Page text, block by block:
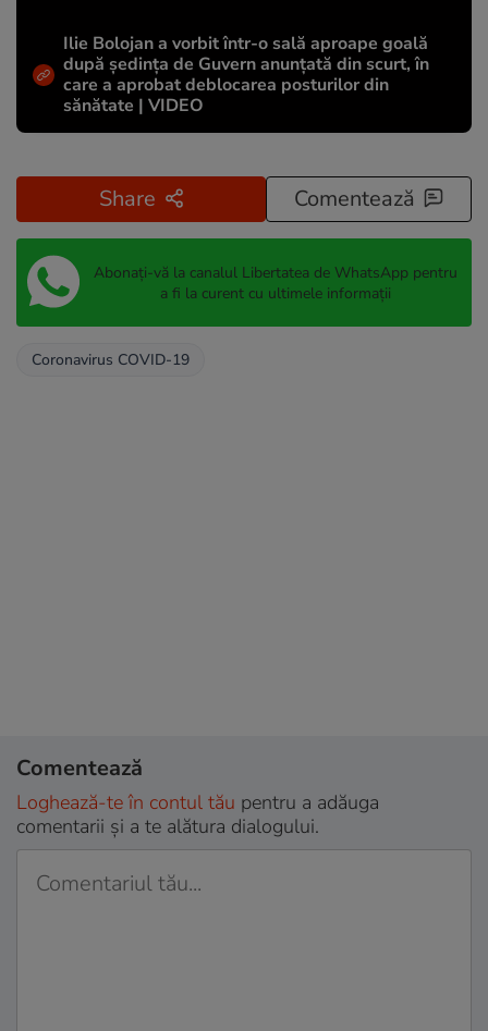
Ilie Bolojan a vorbit într-o sală aproape goală
după ședința de Guvern anunțată din scurt, în
care a aprobat deblocarea posturilor din
sănătate | VIDEO
Share Comentează
Abonați-vă la canalul Libertatea de WhatsApp pentru
a fi la curent cu ultimele informații
Coronavirus COVID-19
Comentează
Loghează-te în contul tău pentru a adăuga
comentarii și a te alătura dialogului.